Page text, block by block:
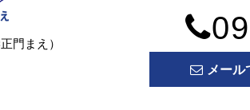
門まえ）
メール